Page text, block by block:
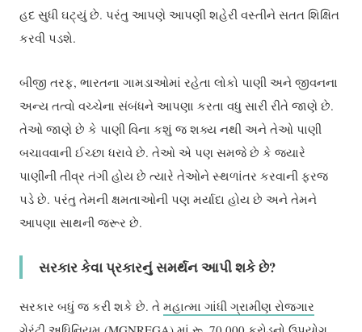
હદ સુધી ઘટ્યું છે. પરંતુ આપણે આપણી શહેરી વસ્તીને સતત શિક્ષિત
કરવી પડશે.
બીજી તરફ, ભારતના ગામડાઓમાં રહેતા લોકો પાણી અને જીવનના
અન્ય તત્વો વચ્ચેના સંબંધને આપણા કરતા વધુ સારી રીતે જાણે છે.
તેઓ જાણે છે કે પાણી વિના કશું જ શક્ય નથી અને તેઓ પાણી
બચાવવાની ઈચ્છા ધરાવે છે. તેઓ એ પણ સમજે છે કે જ્યારે
પાણીની તીવ્ર તંગી હોય છે ત્યારે તેઓને સ્થળાંતર કરવાની ફરજ
પડે છે. પરંતુ તેમની ક્ષમતાઓની પણ મર્યાદા હોય છે અને તેમને
આપણા સાથની જરૂર છે.
સરકાર કેવા પ્રકારનું સમર્થન આપી શકે છે?
સરકાર બધું જ કરી શકે છે. તેમહાત્મા ગાંધી ગ્રામીણ રોજગાર